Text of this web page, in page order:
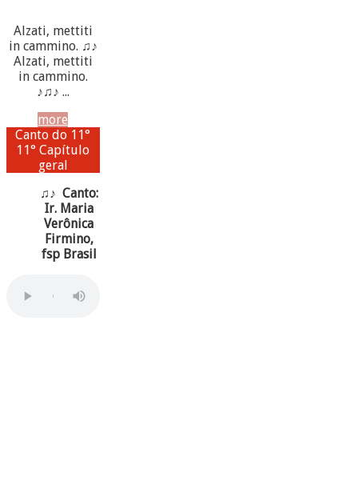
Alzati, mettiti
in cammino. ♫♪
Alzati, mettiti
in cammino.
♪♫♪ ...
more
Canto do 11°
11° Capítulo
geral
♫♪ Canto:
Ir. Maria
Verônica
Firmino,
fsp Brasil